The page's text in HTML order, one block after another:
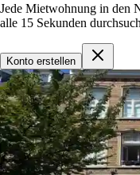
Jede Mietwohnung in den
alle 15 Sekunden
Konto erstellen